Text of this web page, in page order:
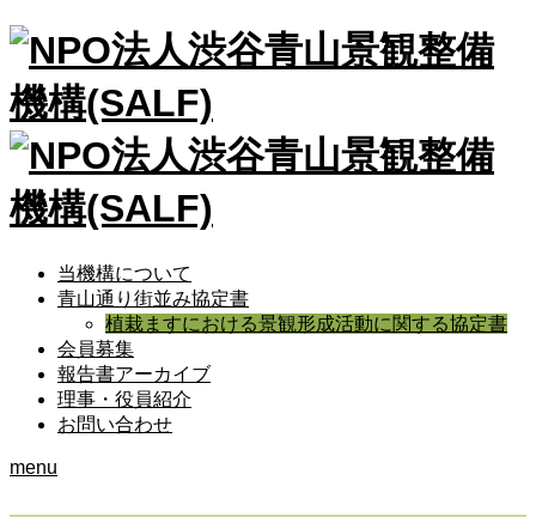
当機構について
青山通り街並み協定書
植栽ますにおける景観形成活動に関する協定書
会員募集
報告書アーカイブ
理事・役員紹介
お問い合わせ
menu